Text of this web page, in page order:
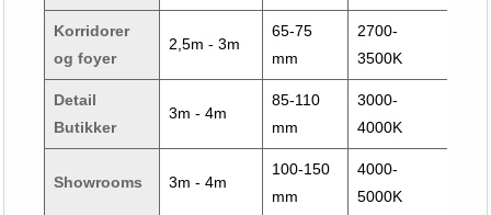
Korridorer
og foyer
2,5m - 3m
65-75
mm
2700-
3500K
Detail
Butikker
3m - 4m
85-110
mm
3000-
4000K
Showrooms 3m - 4m
100-150
mm
4000-
5000K